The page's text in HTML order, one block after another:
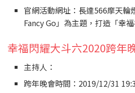
官網活動網址：長達566摩天輪
Fancy Go」為主題，打造「幸
幸福閃耀大斗六2020跨年
主持人：
跨年晚會時間：2019/12/31